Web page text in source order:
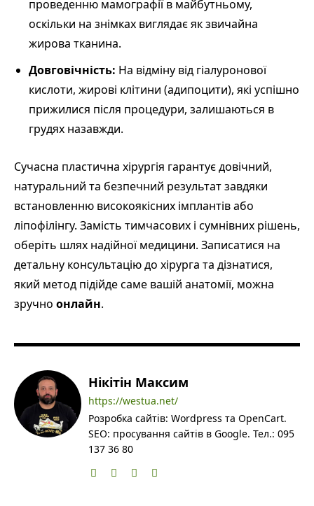
проведенню мамографії в майбутньому,
оскільки на знімках виглядає як звичайна
жирова тканина.
Довговічність: На відміну від гіалуронової
кислоти, жирові клітини (адипоцити), які успішно
прижилися після процедури, залишаються в
грудях назавжди.
Сучасна пластична хірургія гарантує довічний,
натуральний та безпечний результат завдяки
встановленню високоякісних імплантів або
ліпофілінгу. Замість тимчасових і сумнівних рішень,
оберіть шлях надійної медицини. Записатися на
детальну консультацію до хірурга та дізнатися,
який метод підійде саме вашій анатомії, можна
зручно онлайн.
Нікітін Максим
https://westua.net/
Розробка сайтів: Wordpress та OpenCart.
SEO: просування сайтів в Google. Тел.: 095
137 36 80